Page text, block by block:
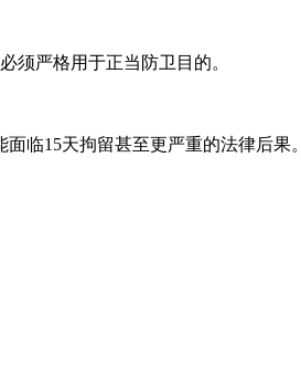
须严格用于正当防卫目的。
临15天拘留甚至更严重的法律后果。